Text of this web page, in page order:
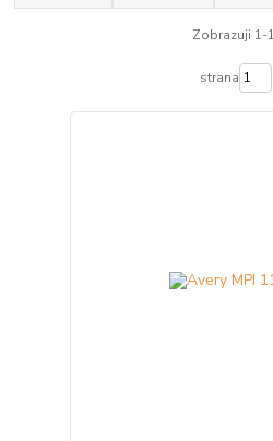
Zobrazuji 1-
strana